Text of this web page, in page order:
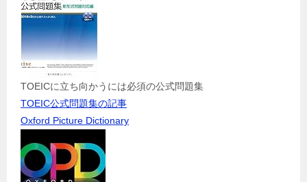
TOEICに立ち向かうには必須の公式問題集
TOEIC公式問題集の記事
Oxford Picture Dictionary